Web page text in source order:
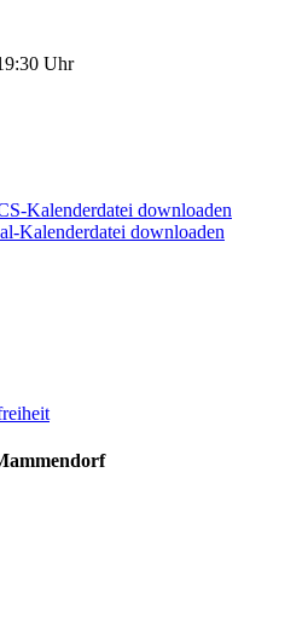
Uhr
Kalenderdatei downloaden
Kalenderdatei downloaden